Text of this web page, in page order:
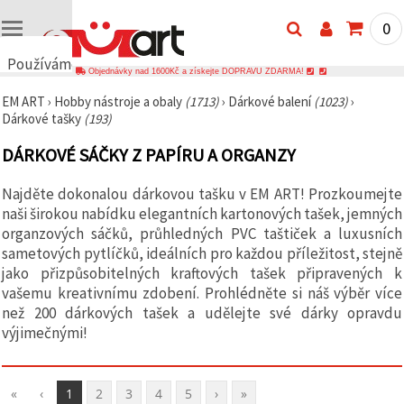
Používáme
🍪
Používáme
podobné
technologie,
zajistili
správné
fungování
webu,
zlepšili vaše
prostředí
při jeho
používání a
s vaším
souhlasem
analyzovali
a
zobrazovali
relevantnější
0
Objednávky nad 1600Kč a získejte DOPRAVU ZDARMA!
EM ART › Hobby nástroje a obaly (1713)› Dárkové balení (1023)›
Dárkové tašky (193)
DÁRKOVÉ SÁČKY Z PAPÍRU A ORGANZY
Najděte dokonalou dárkovou tašku v EM ART! Prozkoumejte
naši širokou nabídku elegantních kartonových tašek, jemných
organzových sáčků, průhledných PVC taštiček a luxusních
sametových pytlíčků, ideálních pro každou příležitost, stejně
jako přizpůsobitelných kraftových tašek připravených k
vašemu kreativnímu zdobení. Prohlédněte si náš výběr více
než 200 dárkových tašek a udělejte své dárky opravdu
výjimečnými!
« ‹ 1 2 3 4 5 › »